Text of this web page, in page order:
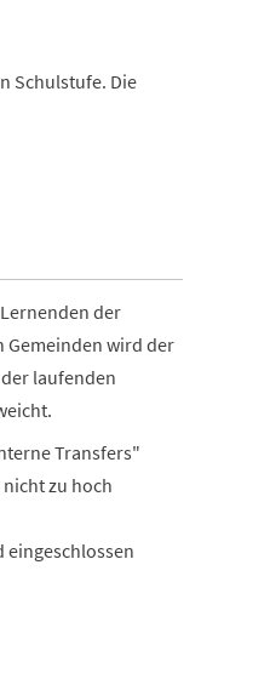
Schulstufe. Die
der
Gemeinden wird der
laufenden
Transfers"
zu hoch
eingeschlossen